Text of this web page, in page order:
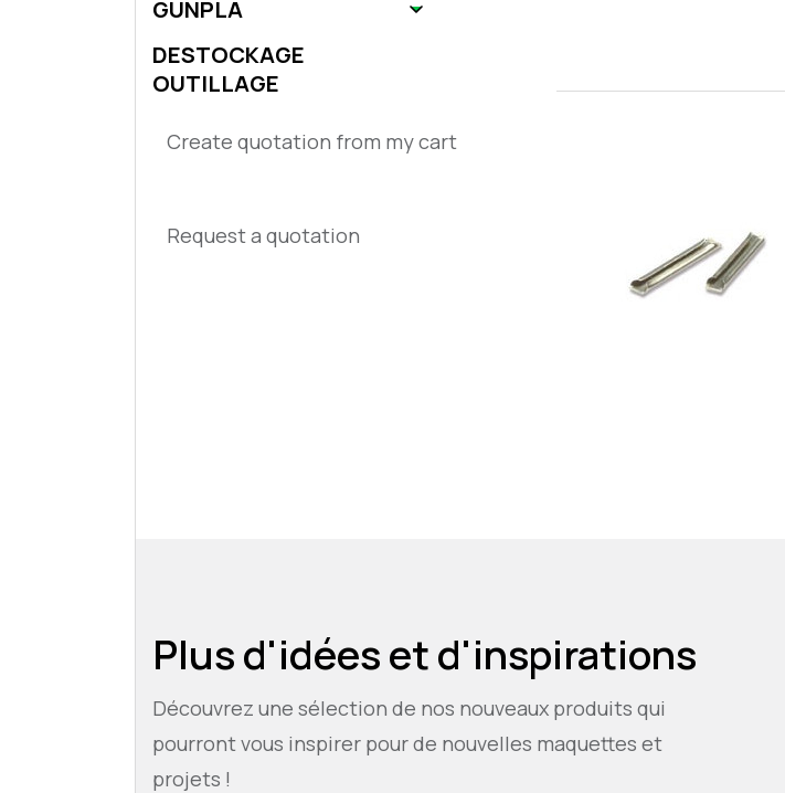
GUNPLA
DESTOCKAGE
OUTILLAGE
Create quotation from my cart
Request a quotation
Plus d'idées et d'inspirations
Découvrez une sélection de nos nouveaux produits qui
pourront vous inspirer pour de nouvelles maquettes et
projets !